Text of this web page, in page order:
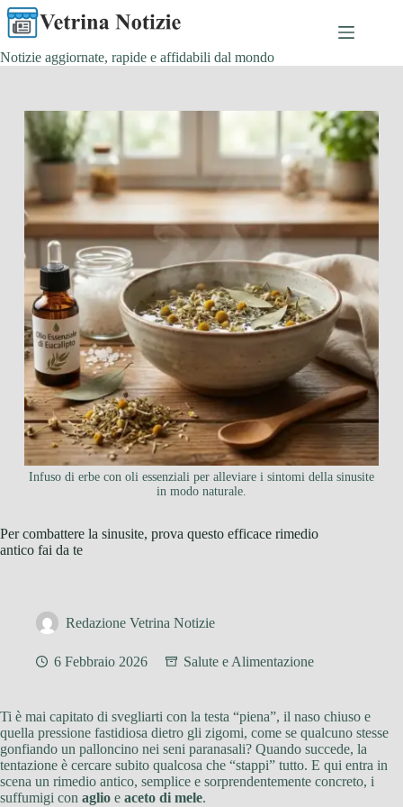
Salta
al
contenuto
Notizie aggiornate, rapide e affidabili dal mondo
Infuso di erbe con oli essenziali per alleviare i sintomi della sinusite
in modo naturale.
Per combattere la sinusite, prova questo efficace rimedio
antico fai da te
Redazione Vetrina Notizie
6 Febbraio 2026 Salute e Alimentazione
Ti è mai capitato di svegliarti con la testa “piena”, il naso chiuso e
quella pressione fastidiosa dietro gli zigomi, come se qualcuno stesse
gonfiando un palloncino nei seni paranasali? Quando succede, la
tentazione è cercare subito qualcosa che “stappi” tutto. E qui entra in
scena un rimedio antico, semplice e sorprendentemente concreto, i
suffumigi con aglio e aceto di mele.